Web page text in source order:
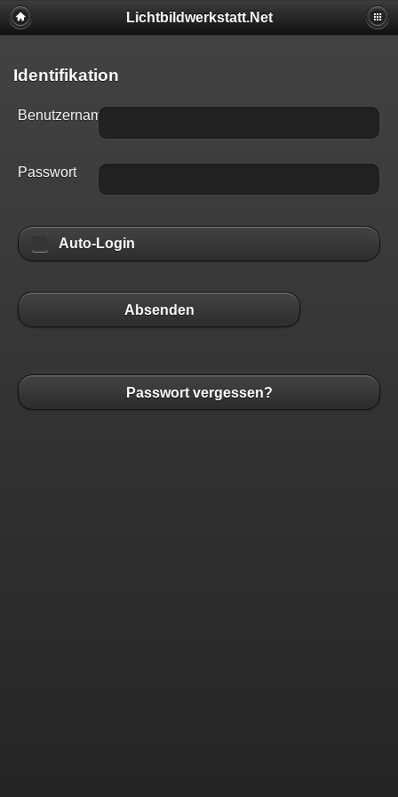
Lichtbildwerkstatt.Net
Identifikation
Benutzername
Passwort
Auto-Login
Absenden
Passwort vergessen?